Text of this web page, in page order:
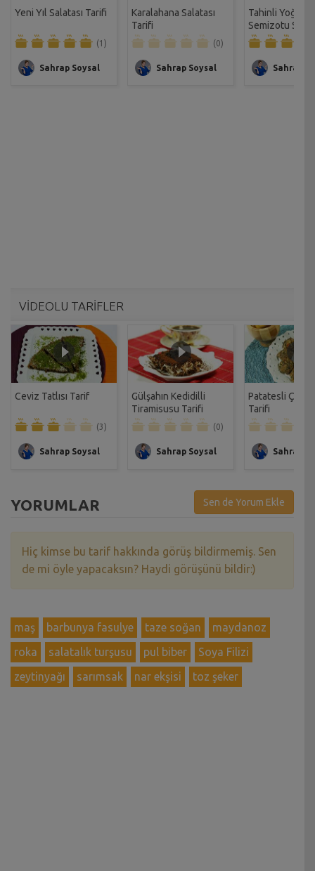
Yeni Yıl Salatası Tarifi
(1)
Sahrap Soysal
Karalahana Salatası
Tarifi
(0)
Sahrap Soysal
Tahinli
Semizotu
Tarifi
Sahrap
VİDEOLU TARİFLER
Ceviz Tatlısı Tarif
(3)
Sahrap Soysal
Gülşahın Kedidilli
Tiramisusu Tarifi
(0)
Sahrap Soysal
Patatesli Çıtır
Tarifi
Sahrap
YORUMLAR Sen de Yorum Ekle
Hiç kimse bu tarif hakkında görüş bildirmemiş. Sen
de mi öyle yapacaksın? Haydi görüşünü bildir:)
maş barbunya fasulye taze soğan
maydanoz
roka
salatalık turşusu pul biber
Soya Filizi
zeytinyağı
sarımsak nar ekşisi toz şeker